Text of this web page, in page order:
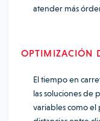
atender más
OPTIMIZACIÓN
El tiempo en
las soluciones de
variables como